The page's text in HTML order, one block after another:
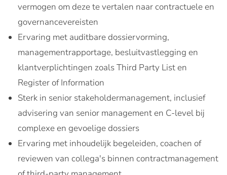
vermogen om deze te vertalen naar contractuele en
governancevereisten
Ervaring met auditbare dossiervorming,
managementrapportage, besluitvastlegging en
klantverplichtingen zoals Third Party List en
Register of Information
Sterk in senior stakeholdermanagement, inclusief
advisering van senior management en C-level bij
complexe en gevoelige dossiers
Ervaring met inhoudelijk begeleiden, coachen of
reviewen van collega's binnen contractmanagement